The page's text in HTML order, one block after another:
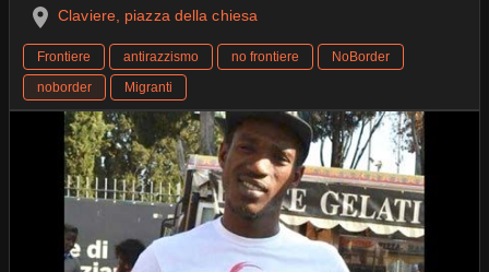
Claviere, piazza della chiesa
Frontiere antirazzismo no frontiere
NoBorder
noborder
Migranti